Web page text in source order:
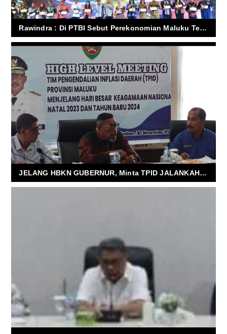
Rawindra : Di PTBI Sebut Perekonomian Maluku Terus Menguat
JELANG HBKN GUBERNUR, Minta TPID JALANKAH LANGKAH, RESPONSIF HARUS TEPAT SASARAN